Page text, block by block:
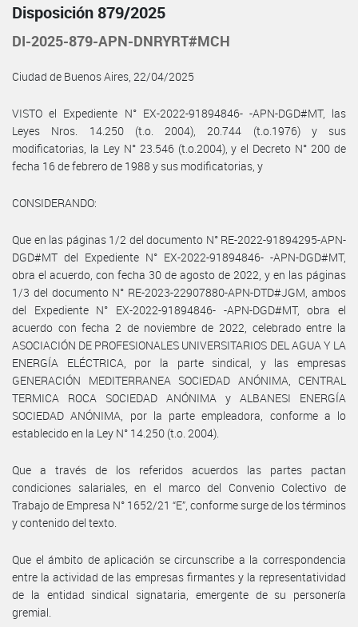
Disposición 879/2025
DI-2025-879-APN-DNRYRT#MCH
Ciudad de Buenos Aires, 22/04/2025
VISTO el Expediente N° EX-2022-91894846- -APN-DGD#MT, las
Leyes Nros. 14.250 (t.o. 2004), 20.744 (t.o.1976) y sus
modificatorias, la Ley N° 23.546 (t.o.2004), y el Decreto N° 200 de
fecha 16 de febrero de 1988 y sus modificatorias, y
CONSIDERANDO:
Que en las páginas 1/2 del documento N° RE-2022-91894295-APN-
DGD#MT del Expediente N° EX-2022-91894846- -APN-DGD#MT,
obra el acuerdo, con fecha 30 de agosto de 2022, y en las páginas
1/3 del documento N° RE-2023-22907880-APN-DTD#JGM, ambos
del Expediente N° EX-2022-91894846- -APN-DGD#MT, obra el
acuerdo con fecha 2 de noviembre de 2022, celebrado entre la
ASOCIACIÓN DE PROFESIONALES UNIVERSITARIOS DEL AGUA Y LA
ENERGÍA ELÉCTRICA, por la parte sindical, y las empresas
GENERACIÓN MEDITERRANEA SOCIEDAD ANÓNIMA, CENTRAL
TERMICA ROCA SOCIEDAD ANÓNIMA y ALBANESI ENERGÍA
SOCIEDAD ANÓNIMA, por la parte empleadora, conforme a lo
establecido en la Ley N° 14.250 (t.o. 2004).
Que a través de los referidos acuerdos las partes pactan
condiciones salariales, en el marco del Convenio Colectivo de
Trabajo de Empresa N° 1652/21 “E”, conforme surge de los términos
y contenido del texto.
Que el ámbito de aplicación se circunscribe a la correspondencia
entre la actividad de las empresas firmantes y la representatividad
de la entidad sindical signataria, emergente de su personería
gremial.